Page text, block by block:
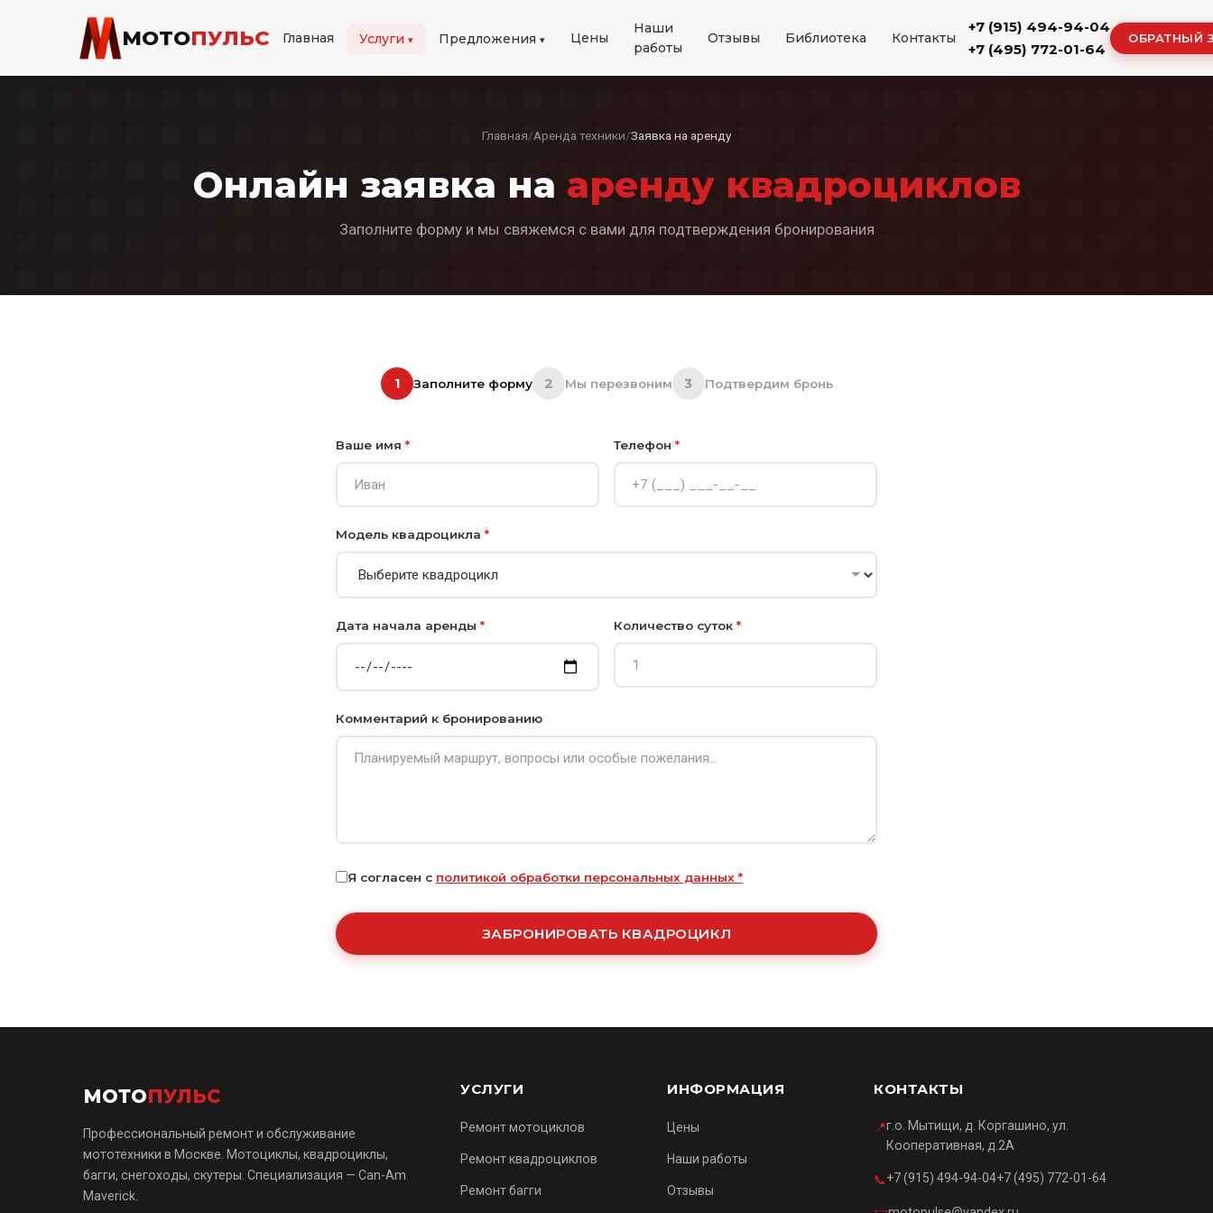
МОТОПУЛЬС Главная Услуги Предложения Цены
Наши
работы
Отзывы Библиотека Контакты
+7 (915) 494-94-04
+7 (495) 772-01-64
ОБРАТНЫЙ
Главная/Аренда техники/Заявка на аренду
Онлайн заявка на аренду квадроциклов
Заполните форму и мы свяжемся с вами для подтверждения бронирования
1 Заполните форму 2 Мы перезвоним 3 Подтвердим бронь
Ваше имя * Телефон *
Модель квадроцикла *
Дата начала аренды * Количество суток *
Комментарий к бронированию
Я согласен с политикой обработки персональных данных *
ЗАБРОНИРОВАТЬ КВАДРОЦИКЛ
МОТОПУЛЬС
Профессиональный ремонт и обслуживание
мототехники в Москве. Мотоциклы, квадроциклы,
багги, снегоходы, скутеры. Специализация — Can-Am
Maverick.
УСЛУГИ
Ремонт мотоциклов
Ремонт квадроциклов
Ремонт багги
ИНФОРМАЦИЯ
Цены
Наши работы
Отзывы
КОНТАКТЫ
📍г.о. Мытищи, д. Коргашино, ул.
Кооперативная, д.2А
📞+7 (915) 494-94-04+7 (495) 772-01-64